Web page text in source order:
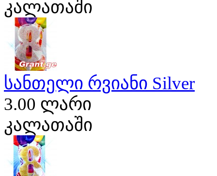
კალათაში
სანთელი რვიანი Silver
3.00 ლარი
კალათაში